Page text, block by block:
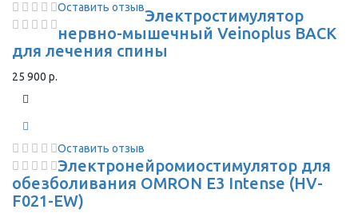
Оставить отзывЭлектростимулятор
нервно-мышечный Veinoplus BACK
для лечения спины
25 900 р.
Оставить отзыв
Электронейромиостимулятор для
обезболивания OMRON Е3 Intense (HV-
F021-EW)